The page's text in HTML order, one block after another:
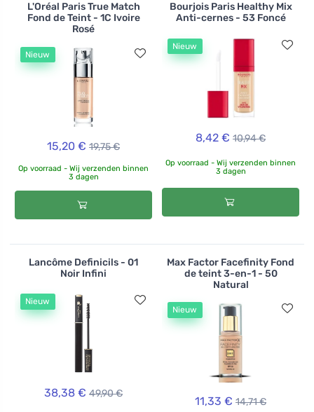
L'Oréal Paris True Match
Fond de Teint - 1C Ivoire
Rosé
Nieuw
15,20 € 19,75 €
Op voorraad - Wij verzenden binnen
3 dagen
Bourjois Paris Healthy Mix
Anti-cernes - 53 Foncé
Nieuw
8,42 € 10,94 €
Op voorraad - Wij verzenden binnen
3 dagen
Lancôme Definicils - 01
Noir Infini
Nieuw
38,38 € 49,90 €
Max Factor Facefinity Fond
de teint 3-en-1 - 50
Natural
Nieuw
11,33 € 14,71 €